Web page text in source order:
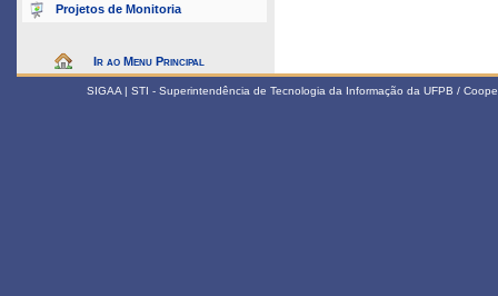
Projetos de Monitoria
Ir ao Menu Principal
SIGAA | STI - Superintendência de Tecnologia da Informação da UFPB /